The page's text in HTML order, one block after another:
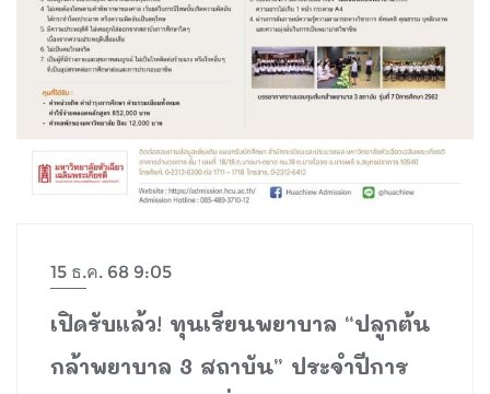
15 ธ.ค. 68 9:05
เปิดรับแล้ว! ทุนเรียนพยาบาล “ปลูกต้น
กล้าพยาบาล 3 สถาบัน” ประจำปีการ